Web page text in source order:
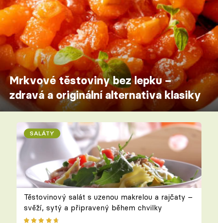
Mrkvové těstoviny bez lepku –
zdravá a originální alternativa klasiky
SALÁTY
Těstovinový salát s uzenou makrelou a rajčaty –
svěží, sytý a připravený během chvilky